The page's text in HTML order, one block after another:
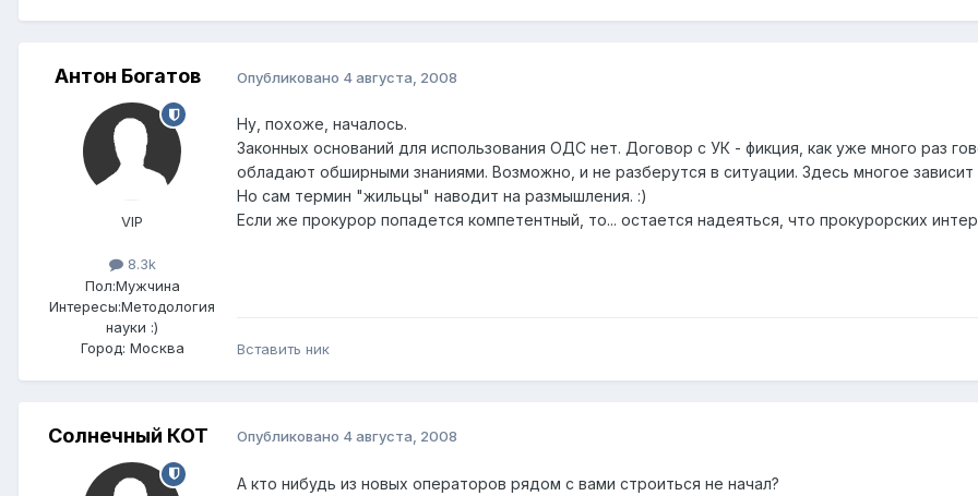
Антон Богатов
VIP
8.3k
Пол:Мужчина
Интересы:Методология
науки :)
Город: Москва
Опубликовано 4 августа, 2008
Ну, похоже, началось.
Законных оснований для использования ОДС нет. Договор с УК - фикция, как уже много раз
обладают обширными знаниями. Возможно, и не разберутся в ситуации. Здесь многое
Но сам термин "жильцы" наводит на размышления. :)
Если же прокурор попадется компетентный, то... остается надеяться, что прокурорских
Вставить ник
Солнечный КОТ Опубликовано 4 августа, 2008
А кто нибудь из новых операторов рядом с вами строиться не начал?